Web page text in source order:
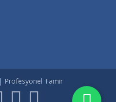
| Profesyonel Tamir